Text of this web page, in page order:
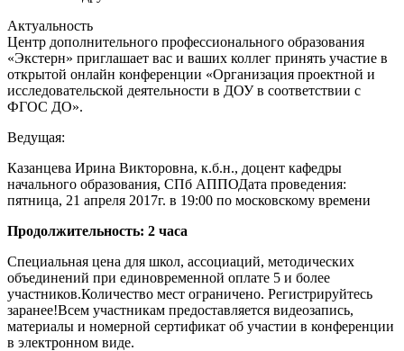
Актуальность
Центр дополнительного профессионального образования
«Экстерн» приглашает вас и ваших коллег принять участие в
открытой онлайн конференции «Организация проектной и
исследовательской деятельности в ДОУ в соответствии с
ФГОС ДО».
Ведущая:
Казанцева Ирина Викторовна, к.б.н., доцент кафедры
начального образования, СПб АППОДата проведения:
пятница, 21 апреля 2017г. в 19:00 по московскому времени
Продолжительность: 2 часа
Специальная цена для школ, ассоциаций, методических
объединений при единовременной оплате 5 и более
участников.Количество мест ограничено. Регистрируйтесь
заранее!Всем участникам предоставляется видеозапись,
материалы и номерной сертификат об участии в конференции
в электронном виде.